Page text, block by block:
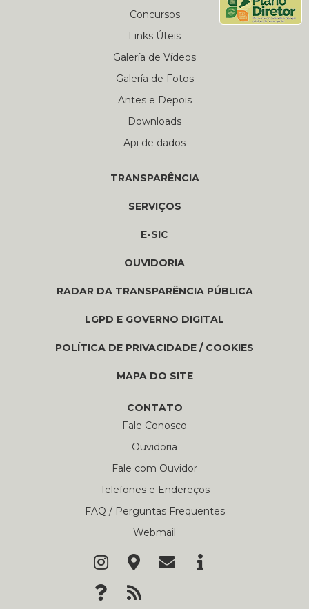
Concursos
Links Úteis
Galería de Vídeos
Galería de Fotos
Antes e Depois
Downloads
Api de dados
TRANSPARÊNCIA
SERVIÇOS
E-SIC
OUVIDORIA
RADAR DA TRANSPARÊNCIA PÚBLICA
LGPD E GOVERNO DIGITAL
POLÍTICA DE PRIVACIDADE / COOKIES
MAPA DO SITE
CONTATO
Fale Conosco
Ouvidoria
Fale com Ouvidor
Telefones e Endereços
FAQ / Perguntas Frequentes
Webmail